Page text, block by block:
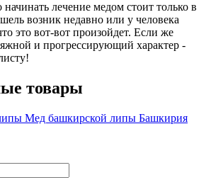
лечение медом стоит только в
возник недавно или у человека
это вот-вот произойдет. Если же
и прогрессирующий характер -
товары
Мед башкирской липы Башкирия